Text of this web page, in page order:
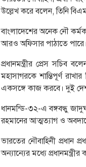
উল্লেখ করে বলেন, তিনি
বাংলাদেশের অনেক নৌ
আরও অফিসার পাঠাতে পারে।
প্রধানমন্ত্রীর প্রেস সচিব
মহাসাগরকে শান্তিপূর্ণ
একসঙ্গে কাজ করবে। দুই
ধানমন্ডি-৩২-এ বঙ্গবন্ধু
রহমানের আত্মত্যাগ ও
ভারতের নৌবাহিনী প্রধান
অন্যান্যের মধ্যে